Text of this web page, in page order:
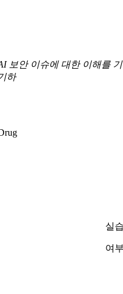
보안 이슈에 대한 이해를
하
실습
여부